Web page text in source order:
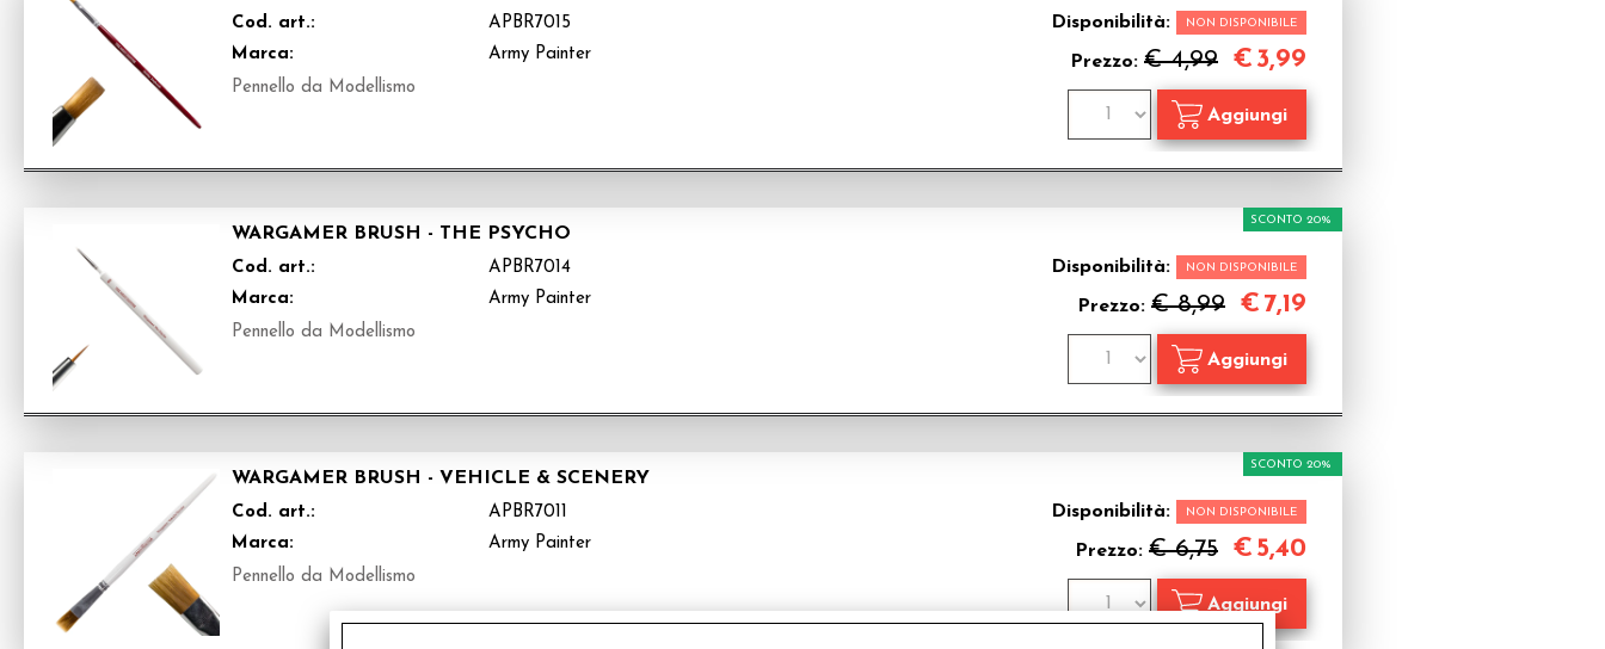
Cod. art.:
APBR7015
Marca:
Army Painter
Pennello da Modellismo
Disponibilità: NON DISPONIBILE
Prezzo: € 4,99 € 3,99
WARGAMER BRUSH - THE PSYCHO
Cod. art.:
APBR7014
Marca:
Army Painter
Pennello da Modellismo
Disponibilità: NON DISPONIBILE
Prezzo: € 8,99
SCONTO 20%
€ 7,19
WARGAMER BRUSH - VEHICLE & SCENERY
Cod. art.:
APBR7011
Marca:
Army Painter
Pennello da Modellismo
Disponibilità: NON DISPONIBILE
Prezzo: € 6,75
SCONTO 20%
€ 5,40